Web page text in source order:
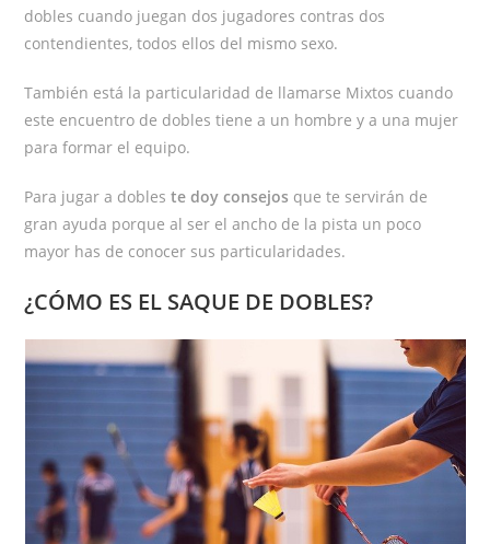
dobles cuando juegan dos jugadores contras dos
contendientes, todos ellos del mismo sexo.
También está la particularidad de llamarse Mixtos cuando
este encuentro de dobles tiene a un hombre y a una mujer
para formar el equipo.
Para jugar a dobleste doy consejos que te servirán de
gran ayuda porque al ser el ancho de la pista un poco
mayor has de conocer sus particularidades.
¿CÓMO ES EL SAQUE DE DOBLES?